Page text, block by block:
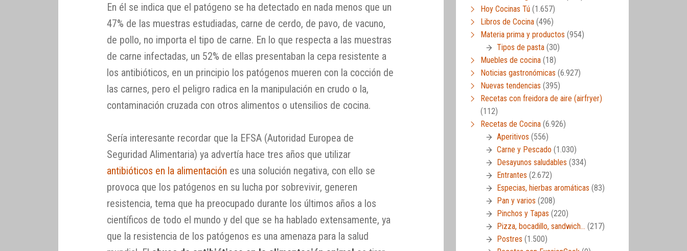
En él se indica que el patógeno se ha detectado en nada menos que un
47% de las muestras estudiadas, carne de cerdo, de pavo, de vacuno,
de pollo, no importa el tipo de carne. En lo que respecta a las muestras
de carne infectadas, un 52% de ellas presentaban la cepa resistente a
los antibióticos, en un principio los patógenos mueren con la cocción de
las carnes, pero el peligro radica en la manipulación en crudo o la,
contaminación cruzada con otros alimentos o utensilios de cocina.
Sería interesante recordar que la EFSA (Autoridad Europea de
Seguridad Alimentaria) ya advertía hace tres años que utilizar
antibióticos en la alimentación es una solución negativa, con ello se
provoca que los patógenos en su lucha por sobrevivir, generen
resistencia, tema que ha preocupado durante los últimos años a los
científicos de todo el mundo y del que se ha hablado extensamente, ya
que la resistencia de los patógenos es una amenaza para la salud
Hoy Cocinas Tú (1.657)
Libros de Cocina (496)
Materia prima y productos (954)
Tipos de pasta (30)
Muebles de cocina (18)
Noticias gastronómicas (6.927)
Nuevas tendencias (395)
Recetas con freidora de aire (airfryer)
(112)
Recetas de Cocina (6.926)
Aperitivos (556)
Carne y Pescado (1.030)
Desayunos saludables (334)
Entrantes (2.672)
Especias, hierbas aromáticas (83)
Pan y varios (208)
Pinchos y Tapas (220)
Pizza, bocadillo, sandwich… (217)
Postres (1.500)